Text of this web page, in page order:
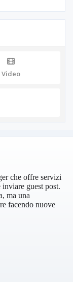
Video
che offre servizi
guest post.
ma una
facendo nuove